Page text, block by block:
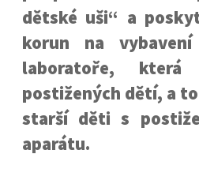
dětské uši“ a
korun na
laboratoře, která
postižených dětí, a
starší děti s
aparátu.